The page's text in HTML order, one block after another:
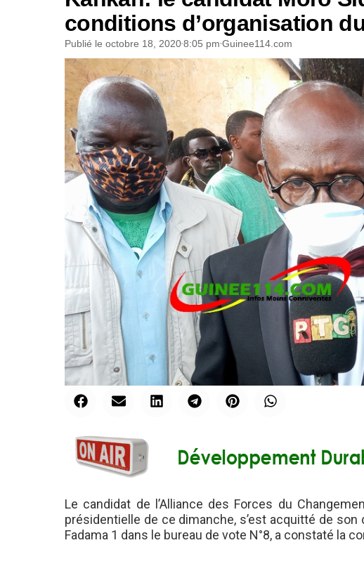
conditions d’organisation
Publié le octobre 18, 20208:05 pm Guinee114.com
Le candidat de l’Alliance des Forces du
présidentielle de ce dimanche, s’est acquitté de
Fadama 1 dans le bureau de vote N°8, a constaté la